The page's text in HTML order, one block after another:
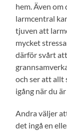
hem. Även
larmcentral
tjuven att
mycket
därför svårt
och ser att allt
igång när du
Andra väljer
det ingå en